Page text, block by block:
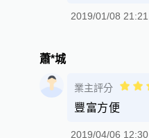
2019/01/08 21:21
蕭*城
業主評分
豐富方便
2019/04/06 12:30